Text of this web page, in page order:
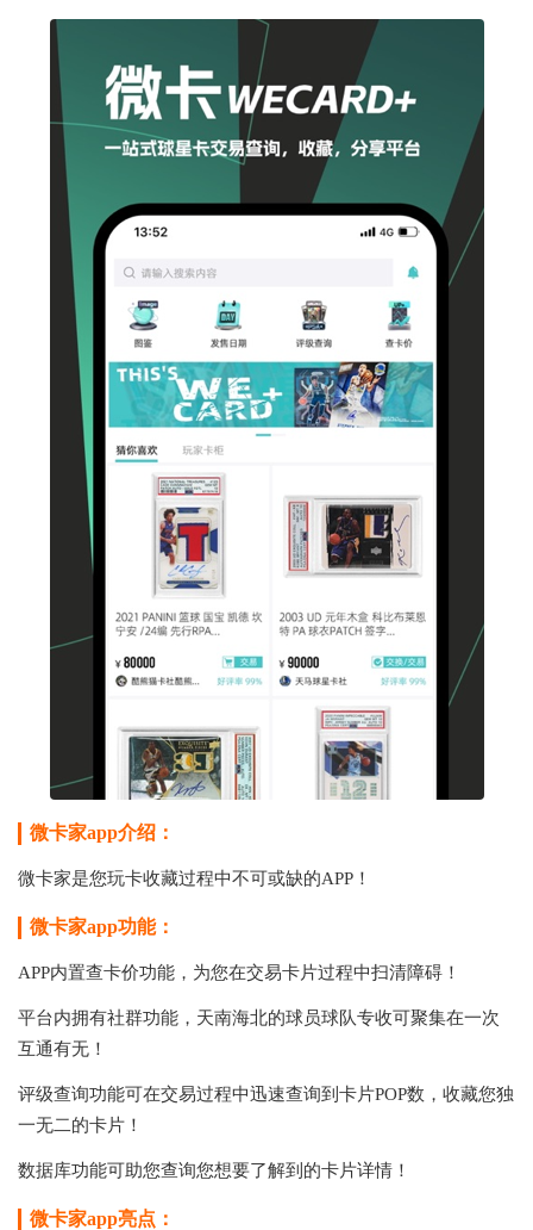
微卡家app介绍：
微卡家是您玩卡收藏过程中不可或缺的APP！
微卡家app功能：
APP内置查卡价功能，为您在交易卡片过程中扫清障碍！
平台内拥有社群功能，天南海北的球员球队专收可聚集在一次
互通有无！
评级查询功能可在交易过程中迅速查询到卡片POP数，收藏您独
一无二的卡片！
数据库功能可助您查询您想要了解到的卡片详情！
微卡家app亮点：